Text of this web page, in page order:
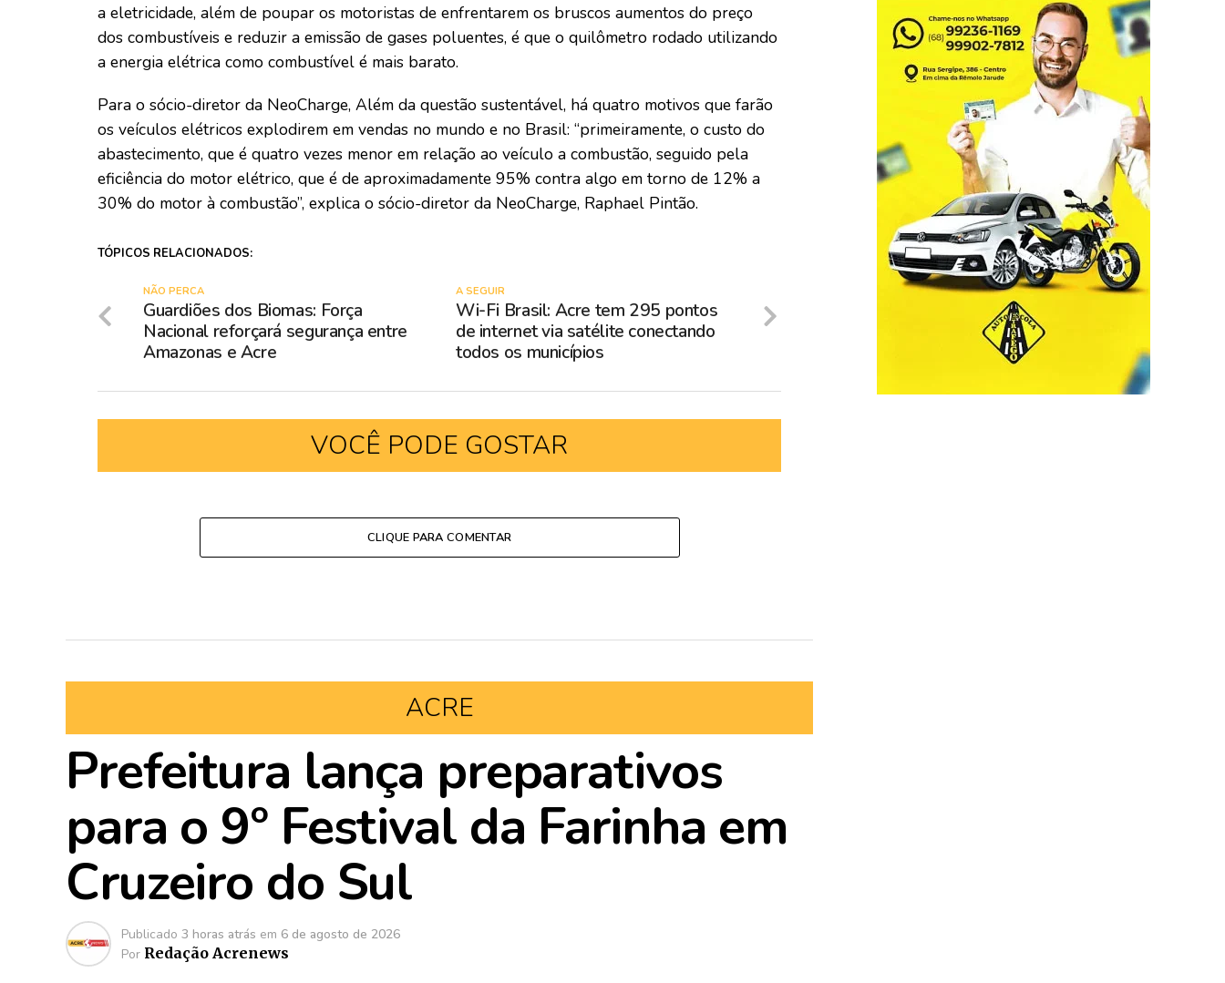
a eletricidade, além de poupar os motoristas de enfrentarem os bruscos aumentos do preço
dos combustíveis e reduzir a emissão de gases poluentes, é que o quilômetro rodado utilizando
a energia elétrica como combustível é mais barato.
Para o sócio-diretor da NeoCharge, Além da questão sustentável, há quatro motivos que farão
os veículos elétricos explodirem em vendas no mundo e no Brasil: “primeiramente, o custo do
abastecimento, que é quatro vezes menor em relação ao veículo a combustão, seguido pela
eficiência do motor elétrico, que é de aproximadamente 95% contra algo em torno de 12% a
30% do motor à combustão”, explica o sócio-diretor da NeoCharge, Raphael Pintão.
TÓPICOS RELACIONADOS:
A SEGUIR
Wi-Fi Brasil: Acre tem 295 pontos
de internet via satélite conectando
todos os municípios
NÃO PERCA
Guardiões dos Biomas: Força
Nacional reforçará segurança entre
Amazonas e Acre
VOCÊ PODE GOSTAR
CLIQUE PARA COMENTAR
ACRE
Prefeitura lança preparativos
para o 9º Festival da Farinha em
Cruzeiro do Sul
Publicado 3 horas atrás em 6 de agosto de 2026
Por Redação Acrenews